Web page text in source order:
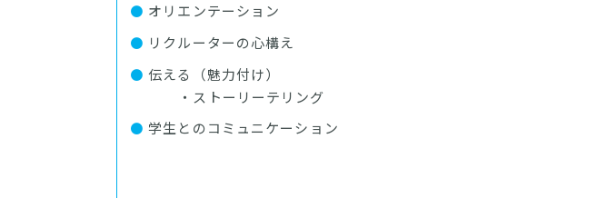
オリエンテーション
リクルーターの心構え
伝える（魅力付け）
・ストーリーテリング
学生とのコミュニケーション